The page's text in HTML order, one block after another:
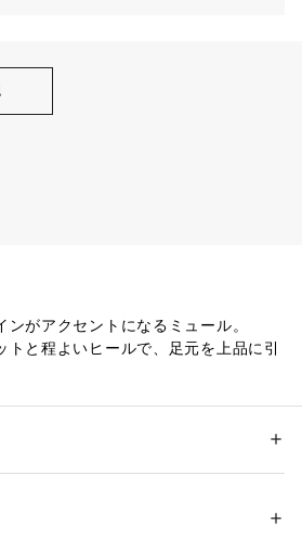
がアクセントになるミュール。
と程よいヒールで、足元を上品に引
より実物と色味に差異がある場合がご
合成底